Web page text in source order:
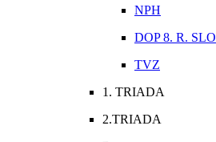
NPH
DOP 8. R. SLO
TVZ
1. TRIADA
2.TRIADA